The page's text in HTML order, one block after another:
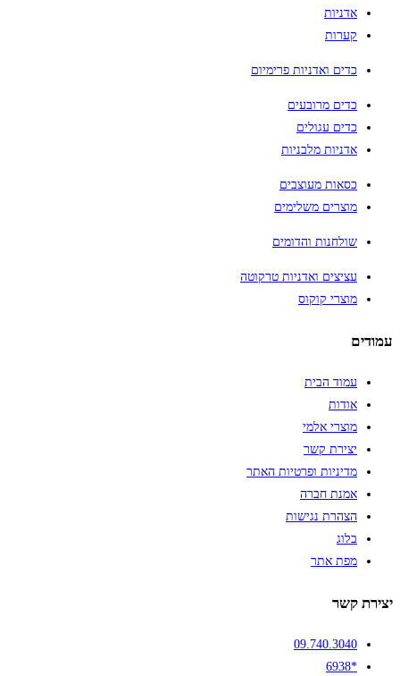
אדניות
קערות
כדים ואדניות פרימיום
כדים מרובעים
כדים עגולים
אדניות מלבניות
כסאות מעוצבים
מוצרים משלימים
שולחנות והדומים
עציצים ואדניות טרקוטה
מוצרי קוקוס
עמודים
עמוד הבית
אודות
מוצרי אלמי
יצירת קשר
מדיניות ופרטיות האתר
אמנת חברה
הצהרת נגישות
בלוג
מפת אתר
יצירת קשר
09.740.3040
*6938